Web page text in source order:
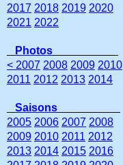
2017 2018 2019 2020
2021 2022
Photos
< 2007 2008 2009 2010
2011 2012 2013 2014
Saisons
2005 2006 2007 2008
2009 2010 2011 2012
2013 2014 2015 2016